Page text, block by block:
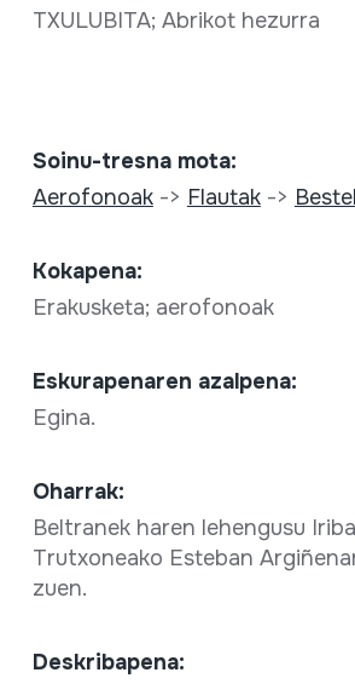
TXULUBITA; Abrikot hezurra
Soinu-tresna mota:
Aerofonoak-> Flautak->
Kokapena:
Erakusketa; aerofonoak
Eskurapenaren azalpena:
Egina.
Oharrak:
Beltranek haren lehengusu
Trutxoneako Esteban
zuen.
Deskribapena: